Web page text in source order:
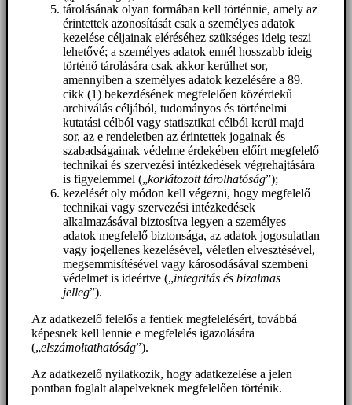
tárolásának olyan formában kell történnie, amely az
érintettek azonosítását csak a személyes adatok
kezelése céljainak eléréséhez szükséges ideig teszi
lehetővé; a személyes adatok ennél hosszabb ideig
történő tárolására csak akkor kerülhet sor,
amennyiben a személyes adatok kezelésére a 89.
cikk (1) bekezdésének megfelelően közérdekű
archiválás céljából, tudományos és történelmi
kutatási célból vagy statisztikai célból kerül majd
sor, az e rendeletben az érintettek jogainak és
szabadságainak védelme érdekében előírt megfelelő
technikai és szervezési intézkedések végrehajtására
is figyelemmel („korlátozott tárolhatóság”);
kezelését oly módon kell végezni, hogy megfelelő
technikai vagy szervezési intézkedések
alkalmazásával biztosítva legyen a személyes
adatok megfelelő biztonsága, az adatok jogosulatlan
vagy jogellenes kezelésével, véletlen elvesztésével,
megsemmisítésével vagy károsodásával szembeni
védelmet is ideértve („integritás és bizalmas
jelleg”).
Az adatkezelő felelős a fentiek megfelelésért, továbbá
képesnek kell lennie e megfelelés igazolására
(„elszámoltathatóság”).
Az adatkezelő nyilatkozik, hogy adatkezelése a jelen
pontban foglalt alapelveknek megfelelően történik.